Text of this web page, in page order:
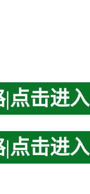
点击进入
点击进入